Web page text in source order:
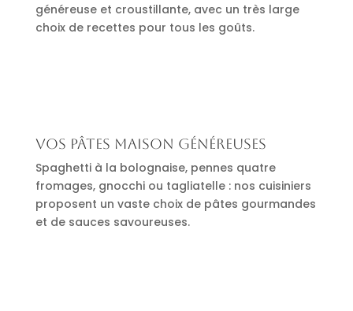
généreuse et croustillante, avec un très large
choix de recettes pour tous les goûts.
Vos pâtes maison généreuses
Spaghetti à la bolognaise, pennes quatre
fromages, gnocchi ou tagliatelle : nos cuisiniers
proposent un vaste choix de pâtes gourmandes
et de sauces savoureuses.